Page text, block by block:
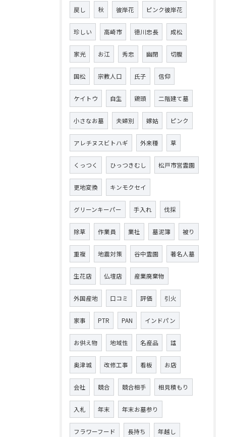
戻し 秋 彼岸花 ピンク彼岸花
珍しい 高崎市 徳川忠長 成松
家光 お江 秀忠 幽閉 切腹
国松 宗教人口 氏子 信仰
ケイトウ 自生 鶏頭 二階建て墓
小さなお墓 夫婦別 嫁姑 ピンク
アレチヌスビトハギ 外来種 草
くっつく ひっつきむし 松戸市営霊園
更地変換 キンモクセイ
グリーンキーパー 手入れ 伐採
除草 作業員 業社 墓泥簿 被り
重複 地震対策 谷中霊園 著名人墓
生花店 仏壇店 産業廃棄物
外国産地 口コミ 評価 引火
家事 PTR PAN インドパン
お供え物 地域性 名産品 諡
奥津城 改修工事 看板 お店
会社 競合 競合相手 相見積もり
入札 年末 年末お墓参り
フラワーフード 長持ち 年越し